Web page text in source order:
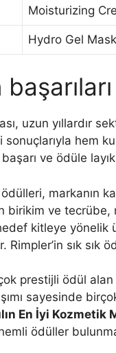
Moisturizing
Hydro Gel
uzun yıllardır
hem
ve ödüle
ödülleri,
birikim ve tecrübe,
kitleye
sık sık
prestijli ödül
sayesinde
En İyi Kozmetik
ödüller